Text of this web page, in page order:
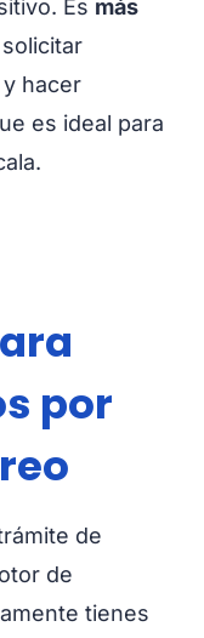
Es más
hacer
es ideal para
​​por
de
de
tienes